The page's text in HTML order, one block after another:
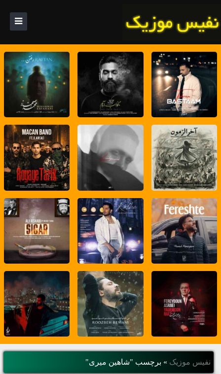
نفیس موزیک » برچسب "شاهین میری"